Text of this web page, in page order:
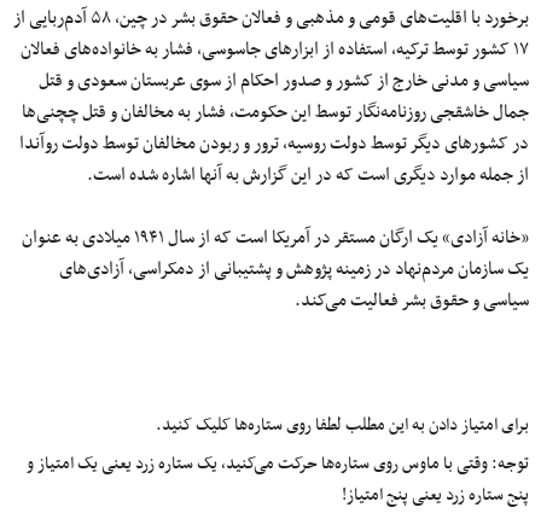
برخورد با اقلیت‌های قومی و مذهبی و فعالان حقوق بشر در چین، ۵۸ آدم‌ربایی از
۱۷ کشور توسط ترکیه، استفاده از ابزارهای جاسوسی، فشار به خانواده‌های فعالان
سیاسی و مدنی خارج از کشور و صدور احکام از سوی عربستان سعودی و قتل
جمال خاشقجی روزنامه‌نگار توسط این حکومت، فشار به مخالفان و قتل چچنی‌ها
در کشورهای دیگر توسط دولت روسیه، ترور و ربودن مخالفان توسط دولت روآندا
از جمله موارد دیگری است که در این گزارش به آنها اشاره شده است.
«خانه آزادی» یک ارگان مستقر در آمریکا است که از سال ۱۹۴۱ میلادی به عنوان
یک سازمان مردم‌نهاد در زمینه پژوهش و پشتیبانی از دمکراسی، آزادی‌های
سیاسی و حقوق بشر فعالیت می‌کند.
برای امتیاز دادن به این مطلب لطفا روی ستاره‌ها کلیک کنید.
توجه: وقتی با ماوس روی ستاره‌ها حرکت می‌کنید، یک ستاره زرد یعنی یک امتیاز و
پنج ستاره زرد یعنی پنج امتیاز!